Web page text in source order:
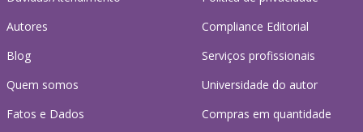
Autores
Blog
Quem somos
Fatos e Dados
Compliance Editorial
Serviços profissionais
Universidade do autor
Compras em quantidade